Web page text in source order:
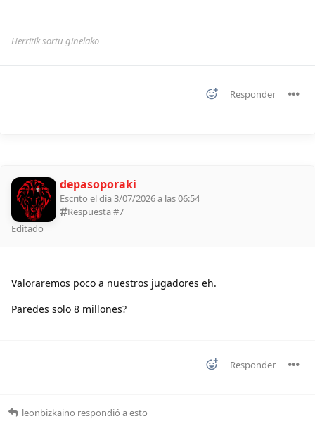
Herritik sortu ginelako
Responder
depasoporaki
Escrito el día 3/07/2026 a las 06:54
Respuesta #7
Editado
Valoraremos poco a nuestros jugadores eh.
Paredes solo 8 millones?
Responder
leonbizkaino respondió a esto